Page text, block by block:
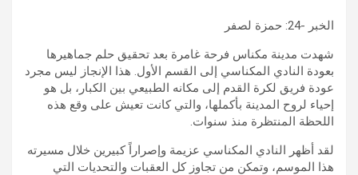
الخبر -24: حمزة لصفر
شهدت مدينة مكناس فرحة غامرة بعد تحقيق حلم جماهيرها
بعودة النادي المكناسي إلى القسم الأول. هذا الإنجاز ليس مجرد
عودة فريق لكرة القدم إلى مكانه الطبيعي بين الكبار، بل هو
إحياء لروح المدينة بأكملها، والتي كانت تعيش على وقع هذه
اللحظة المنتظرة منذ سنوات.
لقد أظهر النادي المكناسي عزيمة وإصراراً كبيرين خلال مسيرته
هذا الموسم، وتمكن من تجاوز كل العقبات والتحديات التي